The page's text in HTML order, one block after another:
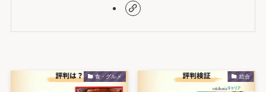
食・グルメ 総合